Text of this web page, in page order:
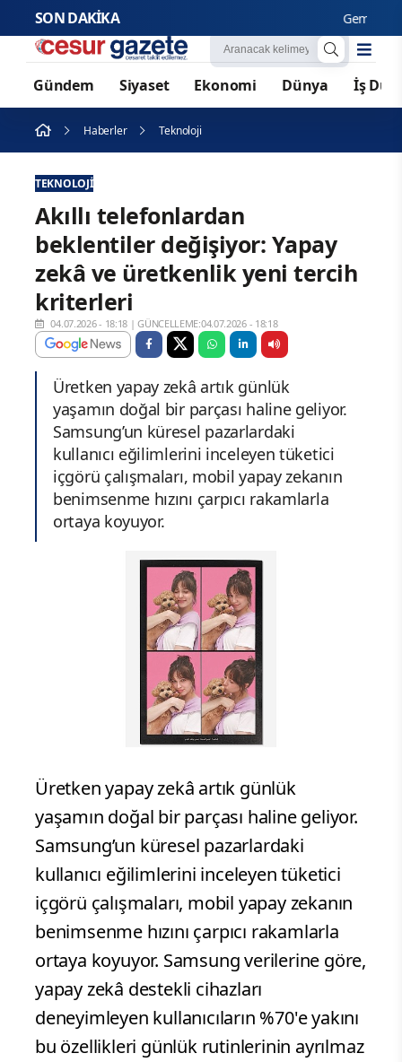
SON DAKİKA Gemlik’te
Gündem Siyaset Ekonomi Dünya İş
Haberler Teknoloji
TEKNOLOJI
Akıllı telefonlardan
beklentiler değişiyor: Yapay
zekâ ve üretkenlik yeni tercih
kriterleri
04.07.2026 - 18:18 |GÜNCELLEME:04.07.2026 - 18:18
Üretken yapay zekâ artık günlük
yaşamın doğal bir parçası haline geliyor.
Samsung’un küresel pazarlardaki
kullanıcı eğilimlerini inceleyen tüketici
içgörü çalışmaları, mobil yapay zekanın
benimsenme hızını çarpıcı rakamlarla
ortaya koyuyor.
Üretken yapay zekâ artık günlük
yaşamın doğal bir parçası haline geliyor.
Samsung’un küresel pazarlardaki
kullanıcı eğilimlerini inceleyen tüketici
içgörü çalışmaları, mobil yapay zekanın
benimsenme hızını çarpıcı rakamlarla
ortaya koyuyor. Samsung verilerine göre,
yapay zekâ destekli cihazları
deneyimleyen kullanıcıların %70'e yakını
bu özellikleri günlük rutinlerinin ayrılmaz